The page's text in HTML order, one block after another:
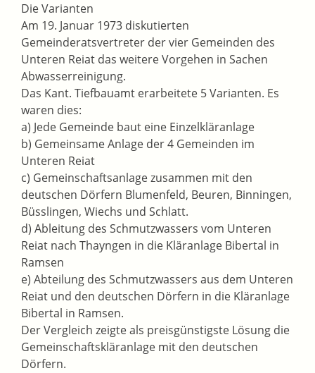
Die Varianten
Am 19. Januar 1973 diskutierten
Gemeinderatsvertreter der vier Gemeinden des
Unteren Reiat das weitere Vorgehen in Sachen
Abwasserreinigung.
Das Kant. Tiefbauamt erarbeitete 5 Varianten. Es
waren dies:
a) Jede Gemeinde baut eine Einzelkläranlage
b) Gemeinsame Anlage der 4 Gemeinden im
Unteren Reiat
c) Gemeinschaftsanlage zusammen mit den
deutschen Dörfern Blumenfeld, Beuren, Binningen,
Büsslingen, Wiechs und Schlatt.
d) Ableitung des Schmutzwassers vom Unteren
Reiat nach Thayngen in die Kläranlage Bibertal in
Ramsen
e) Abteilung des Schmutzwassers aus dem Unteren
Reiat und den deutschen Dörfern in die Kläranlage
Bibertal in Ramsen.
Der Vergleich zeigte als preisgünstigste Lösung die
Gemeinschaftskläranlage mit den deutschen
Dörfern.